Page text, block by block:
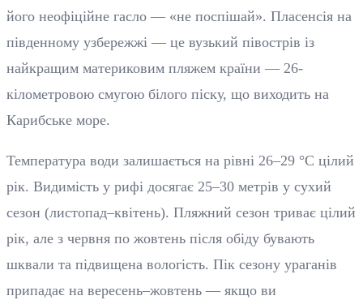
його неофіційне гасло — «не поспішай». Пласенсія на
південному узбережжі — це вузький півострів із
найкращим материковим пляжем країни — 26-
кілометровою смугою білого піску, що виходить на
Карибське море.
Температура води залишається на рівні 26–29 °C цілий
рік. Видимість у рифі досягає 25–30 метрів у сухий
сезон (листопад–квітень). Пляжний сезон триває цілий
рік, але з червня по жовтень після обіду бувають
шквали та підвищена вологість. Пік сезону ураганів
припадає на вересень–жовтень — якщо ви